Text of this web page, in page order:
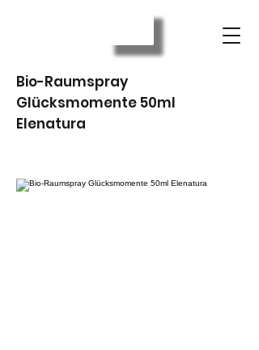
Bio-Raumspray
Glücksmomente 50ml
Elenatura